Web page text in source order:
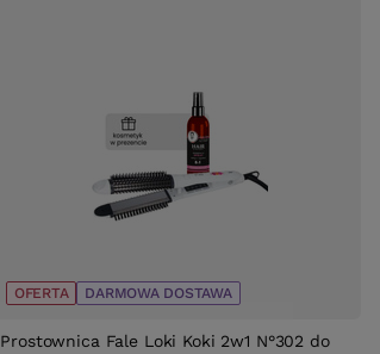
OFERTA DARMOWA DOSTAWA
Prostownica Fale Loki Koki 2w1 N°302 do